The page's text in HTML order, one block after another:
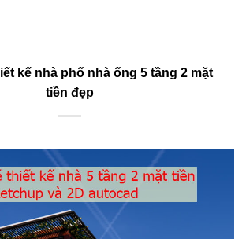
kế nhà phố nhà ống 5 tầng 2 mặt
tiền đẹp